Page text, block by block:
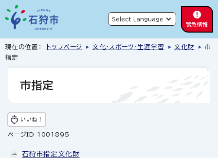
緊急情報
現在の位置： トップページ 文化・スポーツ・生涯学習 文化財
市
指定
市指定
いいね！
ページID 1001895
石狩市指定文化財